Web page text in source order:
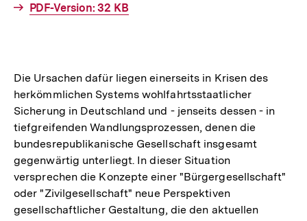
Interner
PDF-Version: 32 KB
Die Ursachen dafür liegen einerseits in Krisen des
herkömmlichen Systems wohlfahrtsstaatlicher
Sicherung in Deutschland und - jenseits dessen - in
tiefgreifenden Wandlungsprozessen, denen die
bundesrepublikanische Gesellschaft insgesamt
gegenwärtig unterliegt. In dieser Situation
versprechen die Konzepte einer "Bürgergesellschaft"
oder "Zivilgesellschaft" neue Perspektiven
gesellschaftlicher Gestaltung, die den aktuellen